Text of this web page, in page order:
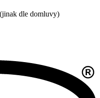
dle domluvy)